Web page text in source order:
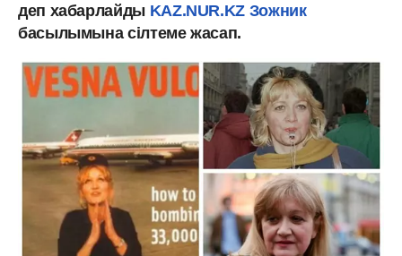
деп хабарлайды KAZ.NUR.KZ Зожник
басылымына сілтеме жасап.